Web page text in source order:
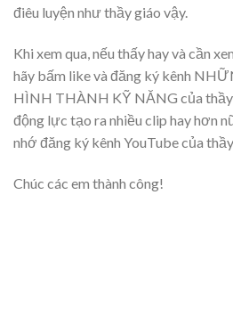
điêu luyện như thầy giáo vậy.
Khi xem qua, nếu thấy hay và cần
hãy bấm like và đăng ký kênh
HÌNH THÀNH KỸ NĂNG của thầy
động lực tạo ra nhiều clip hay hơn
nhớ đăng ký kênh YouTube của
Chúc các em thành công!